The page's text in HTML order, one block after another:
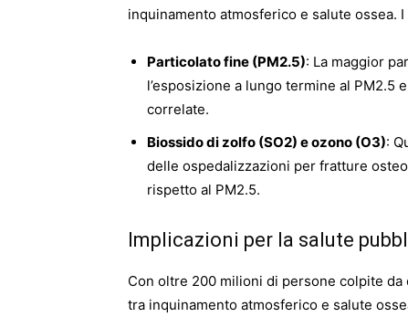
inquinamento atmosferico e salute ossea.
Particolato fine (PM2.5): La maggior
l’esposizione a lungo termine al
correlate.
Biossido di zolfo (SO2) e ozono (O3):
delle ospedalizzazioni per fratture
rispetto al PM2.5.
Implicazioni per la salute
Con oltre 200 milioni di persone colpite
tra inquinamento atmosferico e salute